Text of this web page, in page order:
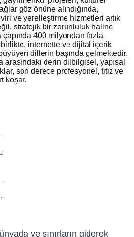
göz önüne alındığında,
ve yerelleştirme hizmetleri artık
stratejik bir zorunluluk haline
400 milyondan fazla
internette ve dijital içerik
dillerin başında gelmektedir.
arasındaki derin dilbilgisel, yapısal
son derece profesyonel, titiz ve
koşar.
ve sınırların giderek